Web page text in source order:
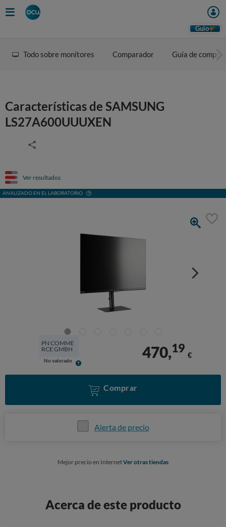
Guio
Todo sobre monitores Comparador Guía de compra
Características de SAMSUNG
LS27A600UUUXEN
Ver resultados
ANALIZADO EN EL LABORATORIO
PN COMME
RCE GMBH
No valorado 470,19
€
Comprar
Alerta de precio
Mejor precio en InternetVer otras tiendas
Acerca de este producto